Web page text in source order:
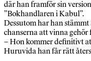
där han framför sin
”Bokhandlaren i Kabul”.
Dessutom har han
chanserna att vinna gehör
– Hon kommer definitivt
Huruvida han får rätt